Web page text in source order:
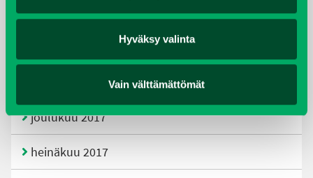
Hyväksy valinta
Vain välttämättömät
helmikuu 2019
tammikuu 2018
joulukuu 2017
heinäkuu 2017